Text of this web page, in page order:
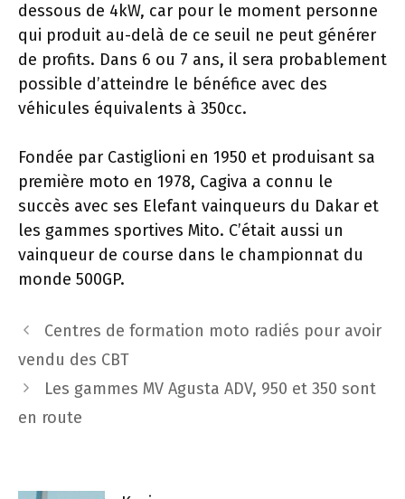
dessous de 4kW, car pour le moment personne
qui produit au-delà de ce seuil ne peut générer
de profits. Dans 6 ou 7 ans, il sera probablement
possible d’atteindre le bénéfice avec des
véhicules équivalents à 350cc.
Fondée par Castiglioni en 1950 et produisant sa
première moto en 1978, Cagiva a connu le
succès avec ses Elefant vainqueurs du Dakar et
les gammes sportives Mito. C’était aussi un
vainqueur de course dans le championnat du
monde 500GP.
Navigation
des
Centres de formation moto radiés pour avoir
vendu des CBT
Les gammes MV Agusta ADV, 950 et 350 sont
en route